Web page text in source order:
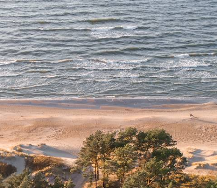
La Pologne baltique, lacustre et urbaine - Family
trip au cœur de l'Europe
Gdansk, la Mazurie et Varsovie, trois aspects contrastés d’un pays qui
s’offre avec générosité à la curiosité des petites bandes voyageuses
9 jours, de 2000 à 2700 €
Toutes nos suggestions de voyages avec vos enfants en
Pologne (1)
La Pologne selonvos envies
Parce que chaque voyageur est différent